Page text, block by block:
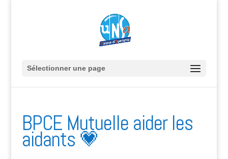
Sélectionner une page
BPCE Mutuelle aider les
aidants 💗